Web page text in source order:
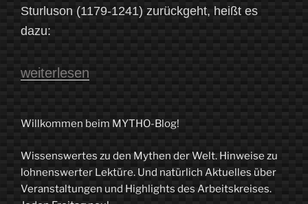
Sturluson (1179-1241) zurückgeht, heißt es
dazu:
„Von
Wassern
gesponnenen
Fäden
weiterlesen
Willkommen beim MYTHO-Blog!
Wissenswertes zu den Mythen der Welt. Hinweise zu
lohnenswerter Lektüre. Und natürlich Aktuelles über
Veranstaltungen und Highlights des Arbeitskreises.